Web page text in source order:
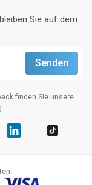
Sie auf dem
finden Sie unsere